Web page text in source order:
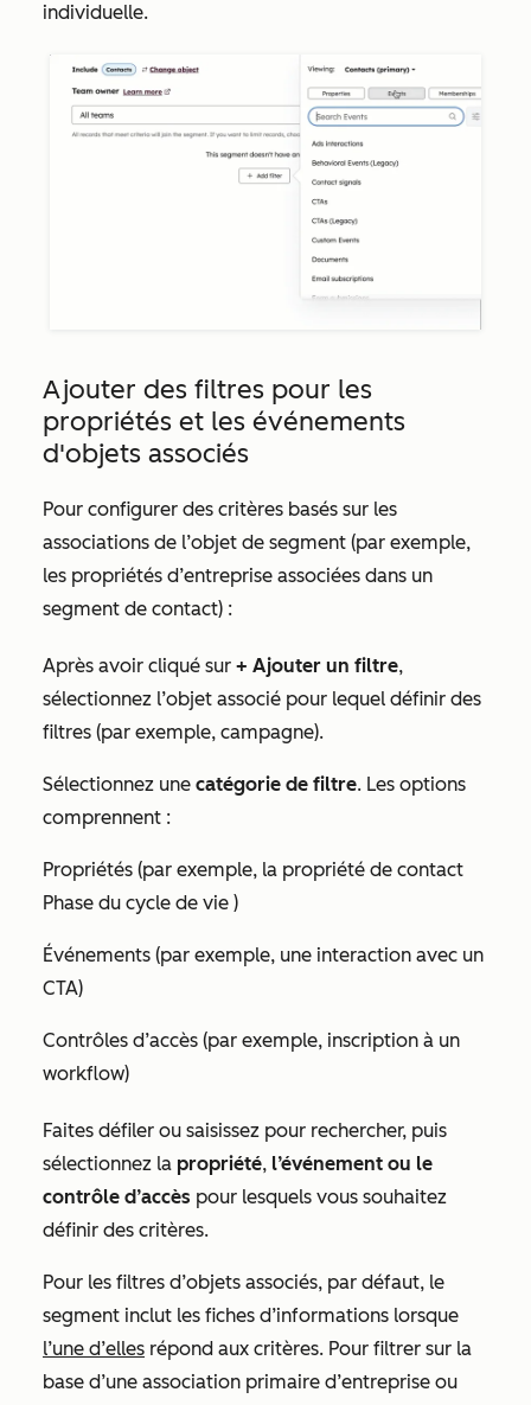
individuelle.
Ajouter des filtres pour les
propriétés et les événements
d'objets associés
Pour configurer des critères basés sur les
associations de l’objet de segment (par exemple,
les propriétés d’entreprise associées dans un
segment de contact) :
Après avoir cliqué sur + Ajouter un filtre,
sélectionnez l’objet associé pour lequel définir des
filtres (par exemple, campagne).
Sélectionnez une catégorie de filtre. Les options
comprennent :
Propriétés (par exemple, la propriété de contact
Phase du cycle de vie )
Événements (par exemple, une interaction avec un
CTA)
Contrôles d’accès (par exemple, inscription à un
workflow)
Faites défiler ou saisissez pour rechercher, puis
sélectionnez la propriété, l’événement ou le
contrôle d’accès pour lesquels vous souhaitez
définir des critères.
Pour les filtres d’objets associés, par défaut, le
segment inclut les fiches d’informations lorsque
l’une d’elles répond aux critères. Pour filtrer sur la
base d’une association primaire d’entreprise ou